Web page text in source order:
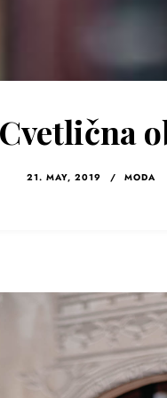
21. MAY, 2019 / MODA